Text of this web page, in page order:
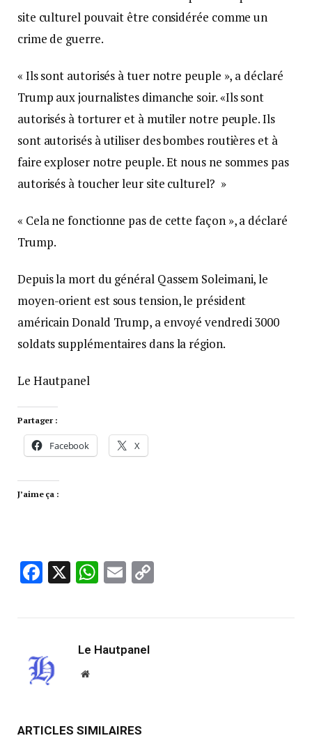
site culturel pouvait être considérée comme un
crime de guerre.
« Ils sont autorisés à tuer notre peuple », a déclaré
Trump aux journalistes dimanche soir. «Ils sont
autorisés à torturer et à mutiler notre peuple. Ils
sont autorisés à utiliser des bombes routières et à
faire exploser notre peuple. Et nous ne sommes pas
autorisés à toucher leur site culturel? »
« Cela ne fonctionne pas de cette façon », a déclaré
Trump.
Depuis la mort du général Qassem Soleimani, le
moyen-orient est sous tension, le président
américain Donald Trump, a envoyé vendredi 3000
soldats supplémentaires dans la région.
Le Hautpanel
Partager :
Facebook X
J’aime ça :
Facebook
X WhatsApp
Email
Le Hautpanel
Website
ARTICLES SIMILAIRES